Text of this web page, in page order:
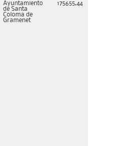
Ayuntamiento
de Santa
Coloma de
Gramenet
175655,44